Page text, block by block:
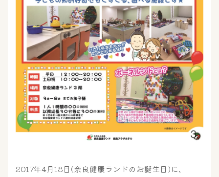
2017年4月18日(奈良健康ランドのお誕生日)に、